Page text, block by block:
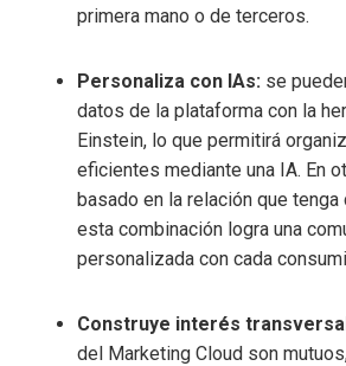
primera mano o de terceros.
Personaliza con IAs: se
datos de la plataforma con la
Einstein, lo que permitirá
eficientes mediante una IA. En
basado en la relación que tenga
esta combinación logra una
personalizada con cada
Construye interés
del Marketing Cloud son